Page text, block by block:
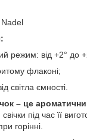
Nadel
режим: від +2° до
флаконі;
світла ємності.
– це
під час її
горінні.